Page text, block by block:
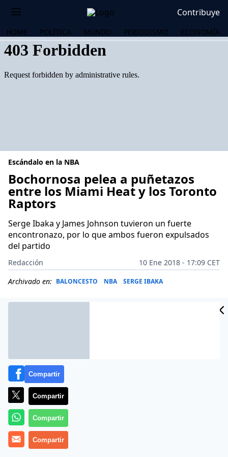
Contribuye
HOME POLÍTICA MUNDO PERIODISMO ECONOMÍA
Escándalo en la NBA
Bochornosa pelea a puñetazos
entre los Miami Heat y los Toronto
Raptors
Serge Ibaka y James Johnson tuvieron un fuerte
encontronazo, por lo que ambos fueron expulsados
del partido
Redacción
10 Ene 2018 - 17:09 CET
Archivado en: BALONCESTO NBA SERGE IBAKA
Dos de las mejores franquicias de la Conferencia Este
Compartir
Compartir
Compartir
Compartir